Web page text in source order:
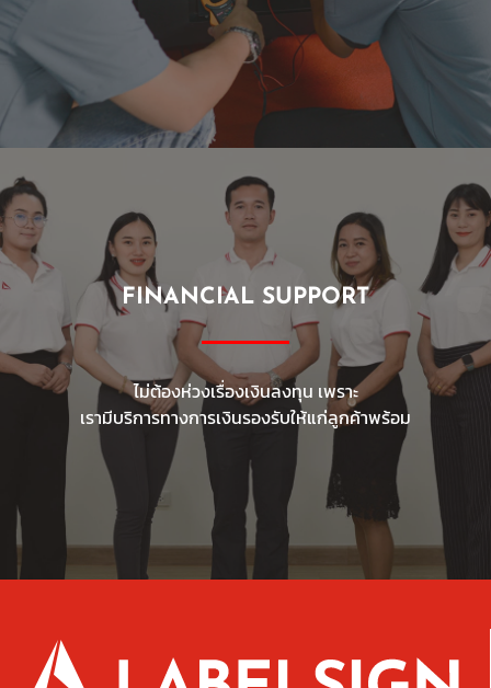
FINANCIAL SUPPORT
ไม่ต้องห่วงเรื่องเงินลงทุน เพราะ
เรามีบริการทางการเงินรองรับให้แก่ลูกค้าพร้อม